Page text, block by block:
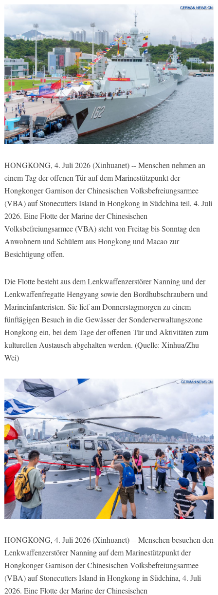
HONGKONG, 4. Juli 2026 (Xinhuanet) -- Menschen nehmen an
einem Tag der offenen Tür auf dem Marinestützpunkt der
Hongkonger Garnison der Chinesischen Volksbefreiungsarmee
(VBA) auf Stonecutters Island in Hongkong in Südchina teil, 4. Juli
2026. Eine Flotte der Marine der Chinesischen
Volksbefreiungsarmee (VBA) steht von Freitag bis Sonntag den
Anwohnern und Schülern aus Hongkong und Macao zur
Besichtigung offen.
Die Flotte besteht aus dem Lenkwaffenzerstörer Nanning und der
Lenkwaffenfregatte Hengyang sowie den Bordhubschraubern und
Marineinfanteristen. Sie lief am Donnerstagmorgen zu einem
fünftägigen Besuch in die Gewässer der Sonderverwaltungszone
Hongkong ein, bei dem Tage der offenen Tür und Aktivitäten zum
kulturellen Austausch abgehalten werden. (Quelle: Xinhua/Zhu
Wei)
HONGKONG, 4. Juli 2026 (Xinhuanet) -- Menschen besuchen den
Lenkwaffenzerstörer Nanning auf dem Marinestützpunkt der
Hongkonger Garnison der Chinesischen Volksbefreiungsarmee
(VBA) auf Stonecutters Island in Hongkong in Südchina, 4. Juli
2026. Eine Flotte der Marine der Chinesischen